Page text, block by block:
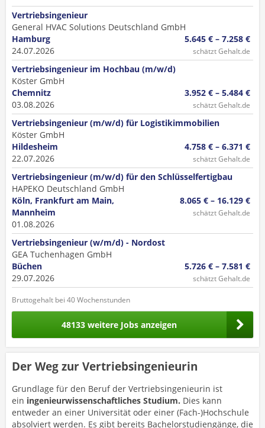
Vertriebsingenieur
General HVAC Solutions Deutschland GmbH
Hamburg
24.07.2026
5.645 € – 7.258 €
schätzt Gehalt.de
Vertriebsingenieur im Hochbau (m/w/d)
Köster GmbH
Chemnitz
03.08.2026
3.952 € – 5.484 €
schätzt Gehalt.de
Vertriebsingenieur (m/w/d) für Logistikimmobilien
Köster GmbH
Hildesheim
22.07.2026
4.758 € – 6.371 €
schätzt Gehalt.de
Vertriebsingenieur (m/w/d) für den Schlüsselfertigbau
HAPEKO Deutschland GmbH
Köln, Frankfurt am Main,
Mannheim
01.08.2026
8.065 € – 16.129 €
schätzt Gehalt.de
Vertriebsingenieur (w/m/d) - Nordost
GEA Tuchenhagen GmbH
Büchen
29.07.2026
5.726 € – 7.581 €
schätzt Gehalt.de
Bruttogehalt bei 40 Wochenstunden
48133 weitere Jobs anzeigen
Der Weg zur Vertriebsingenieurin
Grundlage für den Beruf der Vertriebsingenieurin ist
ein ingenieurwissenschaftliches Studium. Dies kann
entweder an einer Universität oder einer (Fach-)Hochschule
absolviert werden. Es gibt bereits Bachelorstudiengänge, die